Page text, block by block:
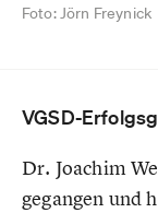
Foto: Jörn Freynick
VGSD-
Dr. Joachim
gegangen und